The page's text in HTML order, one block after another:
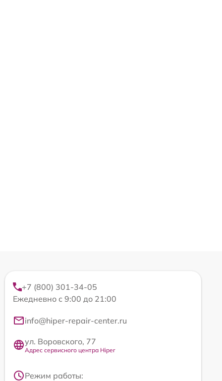
+7 (800) 301-34-05
Ежедневно с 9:00 до 21:00
info@hiper-repair-center.ru
ул. Воровского, 77
Адрес сервисного центра Hiper
Режим работы: